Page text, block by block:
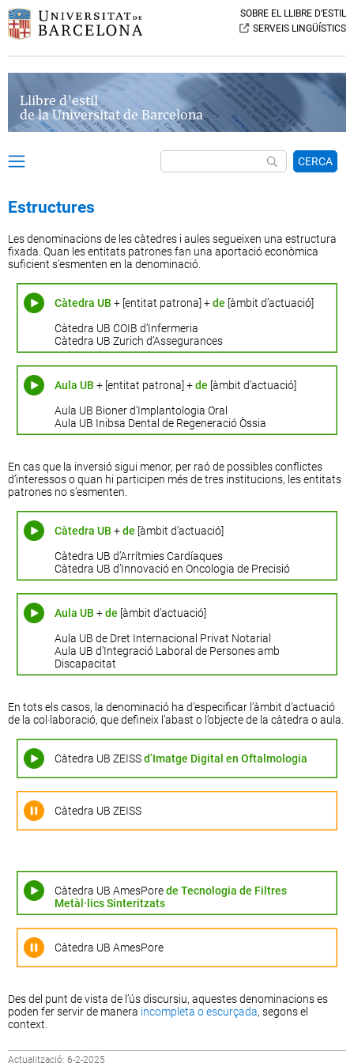
SOBRE EL LLIBRE D’ESTIL
SERVEIS LINGÜÍSTICS
Llibre d’estil
de la Universitat de Barcelona
CERCA
Estructures
Les denominacions de les càtedres i aules segueixen una estructura
fixada. Quan les entitats patrones fan una aportació econòmica
suficient s’esmenten en la denominació.
Càtedra UB + [entitat patrona] +de [àmbit d’actuació]
Càtedra UB COIB d’Infermeria
Càtedra UB Zurich d’Assegurances
Aula UB + [entitat patrona] +de [àmbit d’actuació]
Aula UB Bioner d’Implantologia Oral
Aula UB Inibsa Dental de Regeneració Òssia
En cas que la inversió sigui menor, per raó de possibles conflictes
d’interessos o quan hi participen més de tres institucions, les entitats
patrones no s’esmenten.
Càtedra UB +de [àmbit d’actuació]
Càtedra UB d’Arrítmies Cardíaques
Càtedra UB d’Innovació en Oncologia de Precisió
Aula UB +de [àmbit d’actuació]
Aula UB de Dret Internacional Privat Notarial
Aula UB d’Integració Laboral de Persones amb
Discapacitat
En tots els casos, la denominació ha d’especificar l’àmbit d’actuació
de la col·laboració, que defineix l’abast o l’objecte de la càtedra o aula.
Càtedra UB ZEISSd’Imatge Digital en Oftalmologia
Càtedra UB ZEISS
Càtedra UB AmesPorede Tecnologia de Filtres
Metàl·lics Sinteritzats
Càtedra UB AmesPore
Des del punt de vista de l’ús discursiu, aquestes denominacions es
poden fer servir de manera incompleta o escurçada, segons el
context.
Actualització: 6-2-2025